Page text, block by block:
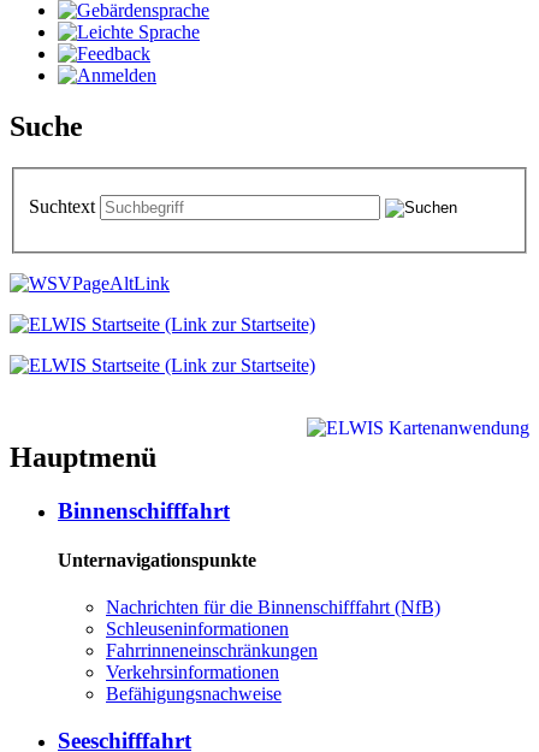
Suche
Suchtext
Hauptmenü
Binnenschifffahrt
Unternavigationspunkte
Nachrichten für die Binnenschifffahrt (NfB)
Schleuseninformationen
Fahrrinneneinschränkungen
Verkehrsinformationen
Befähigungsnachweise
Seeschifffahrt